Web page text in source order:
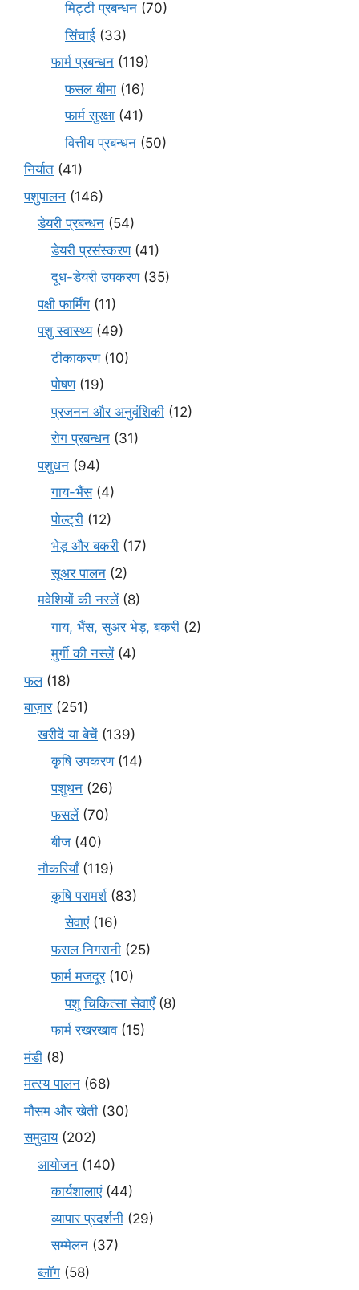
मि‌ट्टी प्रबन्धन (70)
सिंचाई (33)
फार्म प्रबन्धन (119)
फसल बीमा (16)
फार्म सुरक्षा (41)
वित्तीय प्रबन्धन (50)
निर्यात (41)
पशुपालन (146)
डेयरी प्रबन्धन (54)
डेयरी प्रसंस्करण(41)
दूध-डेयरी उपकरण(35)
पक्षी फार्मिंग (11)
पशु स्वास्थ्य(49)
टीकाकरण(10)
पोषण(19)
प्रजनन और अनुवंशिकी (12)
रोग प्रबन्धन (31)
पशुधन (94)
गाय-भैंस(4)
पोल्ट्री (12)
भेड़ और बकरी (17)
सूअर पालन (2)
मवेशियों की नस्लें(8)
गाय, भैंस, सुअर भेड़, बकरी (2)
मुर्गी की नस्लें(4)
फल(18)
बाज़ार(251)
खरीदें या बेचें (139)
कृषि उपकरण(14)
पशुधन (26)
फसलें(70)
बीज (40)
नौकरियाँ(119)
कृषि परामर्श(83)
सेवाएं(16)
फसल निगरानी (25)
फार्म मजदूर(10)
पशु चिकित्सा सेवाएँ(8)
फार्म रखरखाव(15)
मंडी (8)
मत्स्य पालन (68)
मौसम और खेती (30)
समुदाय(202)
आयोजन (140)
कार्यशालाएं(44)
व्यापार प्रदर्शनी (29)
सम्मेलन (37)
ब्लॉग (58)